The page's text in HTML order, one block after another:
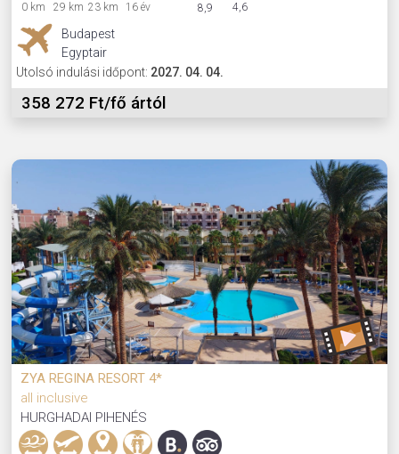
0 km 29 km 23 km 16 év 8,9 4,6
Budapest
Egyptair
Utolsó indulási időpont: 2027. 04. 04.
358 272 Ft/fő ártól
ZYA REGINA RESORT 4*
all inclusive
HURGHADAI PIHENÉS